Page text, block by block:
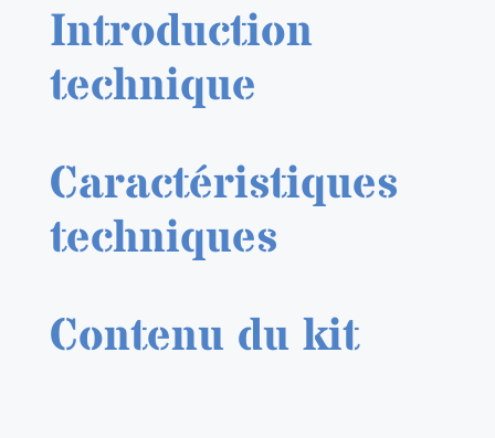
17
Introduction
technique
Caractéristiques
techniques
Contenu du kit